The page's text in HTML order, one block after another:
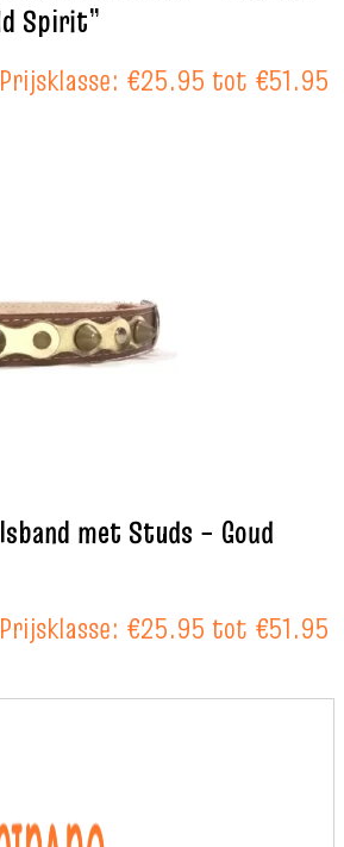
Spirit”
Prijsklasse: €25.95 tot €51.95
met Studs – Goud
Prijsklasse: €25.95 tot €51.95